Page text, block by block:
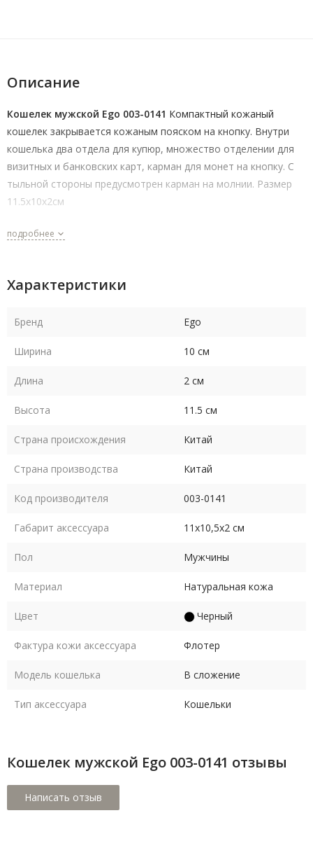
Описание
Кошелек мужской Ego 003-0141 Компактный кожаный
кошелек закрывается кожаным пояском на кнопку. Внутри
кошелька два отдела для купюр, множество отделении для
визитных и банковских карт, карман для монет на кнопку. С
тыльной стороны предусмотрен карман на молнии. Размер
11.5х10х2см
подробнее
Характеристики
Бренд Ego
Ширина 10 см
Длина 2 см
Высота 11.5 см
Страна происхождения Китай
Страна производства Китай
Код производителя 003-0141
Габарит аксессуара 11х10,5х2 см
Пол Мужчины
Материал Натуральная кожа
Цвет Черный
Фактура кожи аксессуара Флотер
Модель кошелька В сложение
Тип аксессуара Кошельки
Кошелек мужской Ego 003-0141 отзывы